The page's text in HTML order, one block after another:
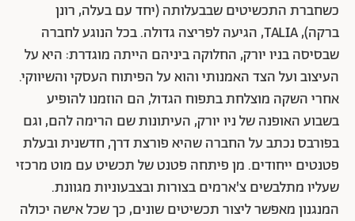
כשחברת התכשיטים שבבעלותה (יחד עם בעלה, רונן
ברקה), TALIA, הגיעה לפריצה גדולה. בכל הנוגע לחברה
שבסיסה בניו יורק, החלוקה ביניהם הייתה מוגדרת: היא על
העיצוב ועל הצד האמנותי והוא על הפיתוח העסקי והשיווקי.
אחרי השקה מוצלחת בתפוח הגדול, הם הוזמנו להופיע
בשבוע האופנה של ניו יורק, העיתונות שם הרימה להם, וגם
בפורבס נכתב על החברה שהיא פורצת דרך, חדשנית ובעלת
פטנטים ייחודים. מן פיתחה פטנט של תכשיט עם מוט מרכזי
שעליו מתלבשים צ'ארמים בצורות ובצבעוניות מגוונת.
המנגנון מאפשר ליצור תכשיטים שונים, כך שכל אישה יכולה